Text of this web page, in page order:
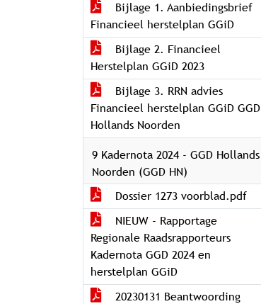
Bijlage 1. Aanbiedingsbrief
Financieel herstelplan GGiD
Bijlage 2. Financieel
Herstelplan GGiD 2023
Bijlage 3. RRN advies
Financieel herstelplan GGiD GGD
Hollands Noorden
9 Kadernota 2024 - GGD Hollands
Noorden (GGD HN)
Dossier 1273 voorblad.pdf
NIEUW - Rapportage
Regionale Raadsrapporteurs
Kadernota GGD 2024 en
herstelplan GGiD
20230131 Beantwoording